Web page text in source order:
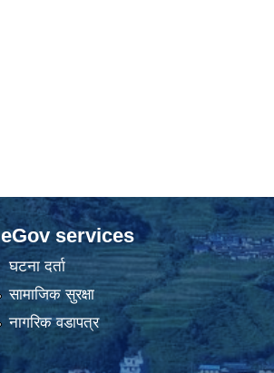
eGov services
घटना दर्ता
सामाजिक सुरक्षा
नागरिक वडापत्र